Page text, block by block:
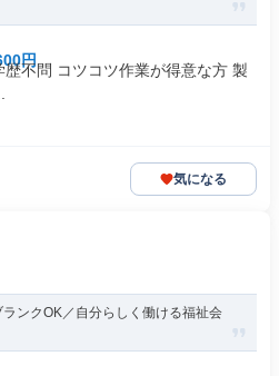
円
不問 コツコツ作業が得意な方 製
気になる
ランクOK／自分らしく働ける福祉会